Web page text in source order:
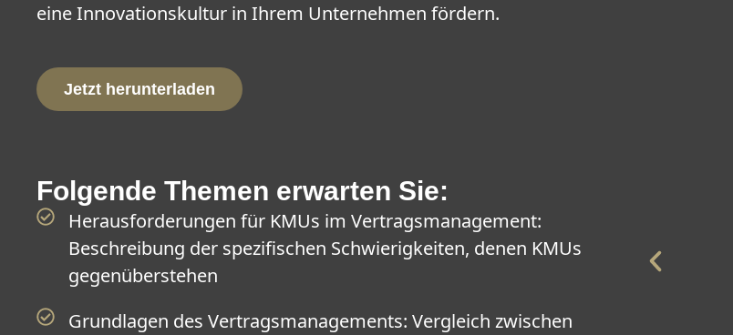
eine Innovationskultur in Ihrem Unternehmen fördern.
Jetzt herunterladen
Folgende Themen erwarten Sie:
Herausforderungen für KMUs im Vertragsmanagement:
Beschreibung der spezifischen Schwierigkeiten, denen KMUs
gegenüberstehen
Grundlagen des Vertragsmanagements: Vergleich zwischen